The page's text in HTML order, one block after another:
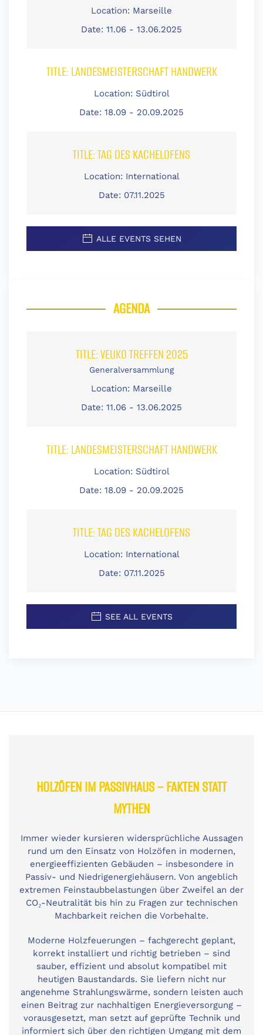
Location: Marseille
Date: 11.06 - 13.06.2025
TITLE: LANDESMEISTERSCHAFT HANDWERK
Location: Südtirol
Date: 18.09 - 20.09.2025
TITLE:TAG DES KACHELOFENS
Location: International
Date: 07.11.2025
ALLE EVENTS SEHEN
AGENDA
TITLE:VEUKO TREFFEN 2025
Generalversammlung
Location: Marseille
Date: 11.06 - 13.06.2025
TITLE: LANDESMEISTERSCHAFT HANDWERK
Location: Südtirol
Date: 18.09 - 20.09.2025
TITLE:TAG DES KACHELOFENS
Location: International
Date: 07.11.2025
SEE ALL EVENTS
HOLZÖFEN IM PASSIVHAUS – FAKTEN STATT
MYTHEN
Immer wieder kursieren widersprüchliche Aussagen
rund um den Einsatz von Holzöfen in modernen,
energieeffizienten Gebäuden – insbesondere in
Passiv- und Niedrigenergiehäusern. Von angeblich
extremen Feinstaubbelastungen über Zweifel an der
CO₂-Neutralität bis hin zu Fragen zur technischen
Machbarkeit reichen die Vorbehalte.
Moderne Holzfeuerungen – fachgerecht geplant,
korrekt installiert und richtig betrieben – sind
sauber, effizient und absolut kompatibel mit
heutigen Baustandards. Sie liefern nicht nur
angenehme Strahlungswärme, sondern leisten auch
einen Beitrag zur nachhaltigen Energieversorgung –
vorausgesetzt, man setzt auf geprüfte Technik und
informiert sich über den richtigen Umgang mit dem